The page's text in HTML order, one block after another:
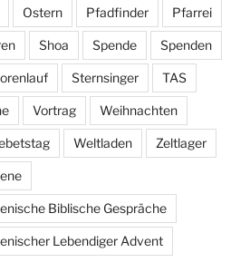
Ostern Pfadfinder Pfarrei
Shoa Spende Spenden
Sternsinger TAS
Vortrag Weihnachten
Weltladen Zeltlager
Biblische Gespräche
Lebendiger Advent